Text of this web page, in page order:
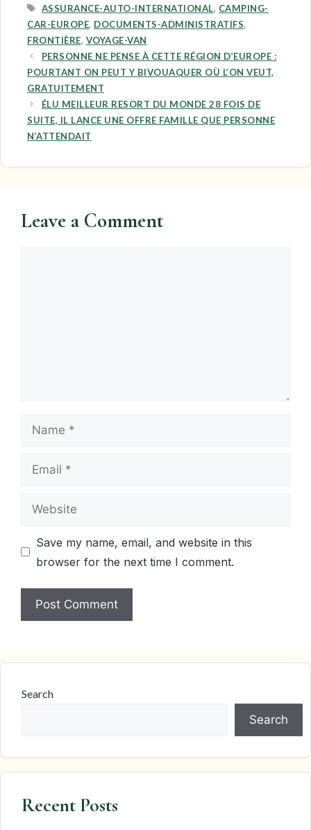
TAGS
ASSURANCE-AUTO-INTERNATIONAL, CAMPING-
CAR-EUROPE, DOCUMENTS-ADMINISTRATIFS,
FRONTIÈRE, VOYAGE-VAN
PERSONNE NE PENSE À CETTE RÉGION D’EUROPE :
POURTANT ON PEUT Y BIVOUAQUER OÙ L’ON VEUT,
GRATUITEMENT
ÉLU MEILLEUR RESORT DU MONDE 28 FOIS DE
SUITE, IL LANCE UNE OFFRE FAMILLE QUE PERSONNE
N’ATTENDAIT
Leave a Comment
Name
Email
Website
Save my name, email, and website in this
browser for the next time I comment.
Search
Search
Recent Posts